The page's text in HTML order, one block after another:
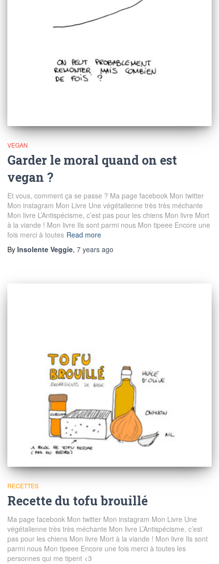
VEGAN
Garder le moral quand on est
vegan ?
Et vous, comment ça se passe ? Ma page facebook Mon twitter
Mon instagram Mon Livre Une végétalienne très très méchante
Mon livre L’Antispécisme, c’est pas pour les chiens Mon livre Mort
à la viande ! Mon livre Ils sont parmi nous Mon tipeee Encore une
fois merci à toutes Read more
By Insolente Veggie, 7 years ago
RECETTES
Recette du tofu brouillé
Ma page facebook Mon twitter Mon instagram Mon Livre Une
végétalienne très très méchante Mon livre L’Antispécisme, c’est
pas pour les chiens Mon livre Mort à la viande ! Mon livre Ils sont
parmi nous Mon tipeee Encore une fois merci à toutes les
personnes qui me tipent <3